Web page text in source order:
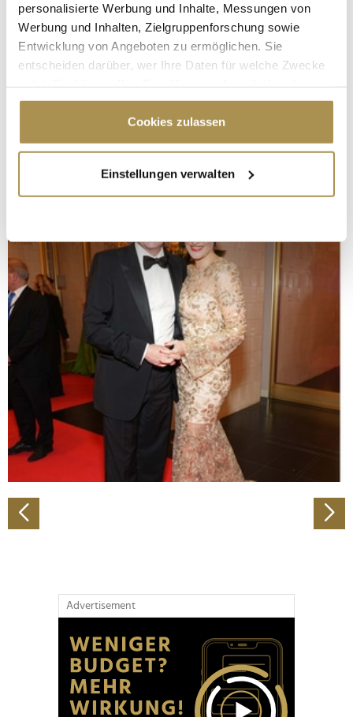
personalisierte Werbung und Inhalte, Messungen von
Werbung und Inhalten, Zielgruppenforschung sowie
Entwicklung von Angeboten zu ermöglichen. Sie
entscheiden darüber, wer Ihre Daten für welche Zwecke
Cookie-Erklärung oder durch Klicken auf das Privacy
Trigger Symbol ändern oder widerrufen
Informationen über Ihre geografische Lage
erfassen, welche bis auf einige Meter genau sein
bestimmten Merkmalen (Fingerprinting) identifizieren
Erfahren Sie mehr darüber, wie Ihre persönlichen Daten
verarbeitet werden, und legen Sie Ihre Präferenzen im
Abschnitt Einzelheitenfest.
Wir verwenden Cookies, um Inhalte und Anzeigen zu
personalisieren, Funktionen für soziale Medien anbieten
zu können und die Zugriffe auf unsere Website zu
analysieren. Außerdem geben wir Informationen zu Ihrer
Verwendung unserer Website an unsere Partner für
soziale Medien, Werbung und Analysen weiter. Unsere
Partner führen diese Informationen möglicherweise mit
haben oder die sie im Rahmen Ihrer Nutzung der Dienste
gesammelt haben.
Cookies zulassen
Einstellungen verwalten
Advertisement